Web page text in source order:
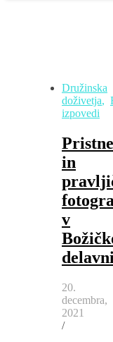
Družinska
doživetja,
izpovedi
Pristne
in
v
20.
decembra,
2021
/